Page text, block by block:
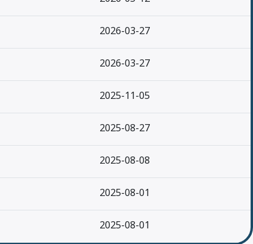
2026-03-27
2026-03-27
2025-11-05
2025-08-27
2025-08-08
2025-08-01
2025-08-01